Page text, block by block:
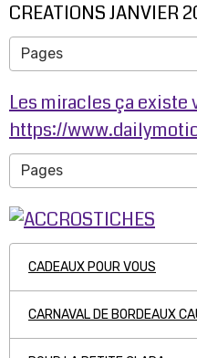
CREATIONS JANVIER
Les miracles ça existe
https://
CADEAUX POUR VOUS
CARNAVAL DE BORDEAUX